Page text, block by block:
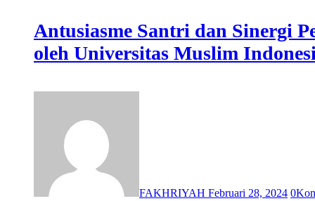
Antusiasme Santri dan Sinergi
oleh Universitas Muslim
FAKHRIYAH Februari 28, 2024 0